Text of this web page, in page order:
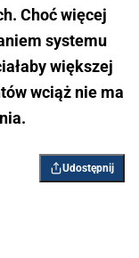
Choć więcej
systemu
większej
wciąż nie ma
Udostępnij